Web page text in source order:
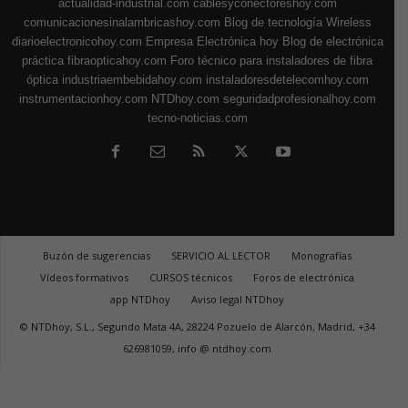
actualidad-industrial.com cablesyconectoreshoy.com
comunicacionesinalambricashoy.com Blog de tecnología Wireless
diarioelectronicohoy.com Empresa Electrónica hoy Blog de electrónica
práctica fibraopticahoy.com Foro técnico para instaladores de fibra
óptica industriaembebidahoy.com instaladoresdetelecomhoy.com
instrumentacionhoy.com NTDhoy.com seguridadprofesionalhoy.com
tecno-noticias.com
Buzón de sugerencias SERVICIO AL LECTOR
Monografías
Vídeos formativos
CURSOS técnicos
Foros de electrónica
app NTDhoy
Aviso legal NTDhoy
© NTDhoy, S.L., Segundo Mata 4A, 28224 Pozuelo de Alarcón, Madrid, +34
626981059, info @ ntdhoy.com